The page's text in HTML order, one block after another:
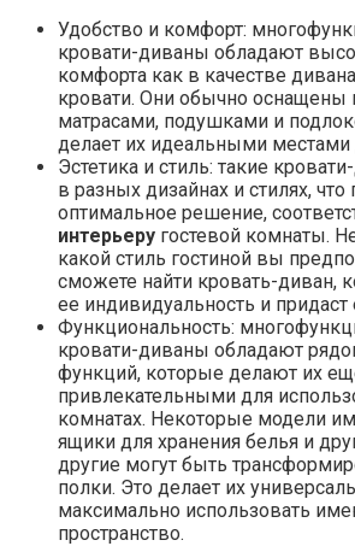
Удобство и комфорт:
кровати-диваны обладают
комфорта как в качестве
кровати. Они обычно оснащены
матрасами, подушками и
делает их идеальными местами
Эстетика и стиль: такие
в разных дизайнах и стилях,
оптимальное решение,
интерьеру гостевой комнаты.
какой стиль гостиной вы
сможете найти кровать-диван,
ее индивидуальность и
Функциональность:
кровати-диваны обладают
функций, которые делают их
привлекательными для
комнатах. Некоторые модели
ящики для хранения белья и
другие могут быть
полки. Это делает их
максимально использовать
пространство.